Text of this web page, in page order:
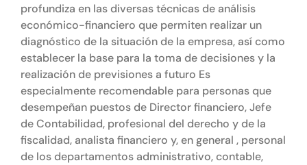
profundiza en las diversas técnicas de análisis
económico-financiero que permiten realizar un
diagnóstico de la situación de la empresa, así como
establecer la base para la toma de decisiones y la
realización de previsiones a futuro Es
especialmente recomendable para personas que
desempeñan puestos de Director financiero, Jefe
de Contabilidad, profesional del derecho y de la
fiscalidad, analista financiero y, en general , personal
de los departamentos administrativo, contable,